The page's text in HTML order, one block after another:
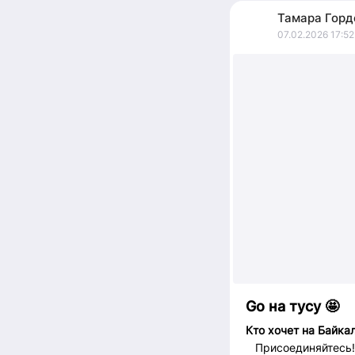
Тамара
07.02.2026 17:52
Go на тусу 🤩
Кто хочет на